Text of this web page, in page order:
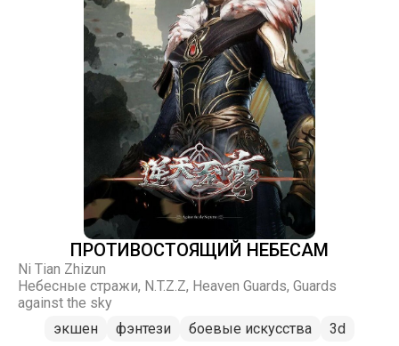
ПРОТИВОСТОЯЩИЙ НЕБЕСАМ
Ni Tian Zhizun
Небесные стражи, N.T.Z.Z, Heaven Guards, Guards
against the sky
экшен
фэнтези боевые искусства 3d